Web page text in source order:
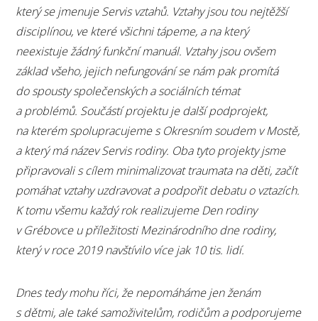
který se jmenuje Servis vztahů. Vztahy jsou tou nejtěžší
disciplínou, ve které všichni tápeme, a na který
neexistuje žádný funkční manuál. Vztahy jsou ovšem
základ všeho, jejich nefungování se nám pak promítá
do spousty společenských a sociálních témat
a problémů. Součástí projektu je další podprojekt,
na kterém spolupracujeme s Okresním soudem v Mostě,
a který má název Servis rodiny. Oba tyto projekty jsme
připravovali s cílem minimalizovat traumata na děti, začít
pomáhat vztahy uzdravovat a podpořit debatu o vztazích.
K tomu všemu každý rok realizujeme Den rodiny
v Grébovce u příležitosti Mezinárodního dne rodiny,
který v roce 2019 navštívilo více jak 10 tis. lidí.
Dnes tedy mohu říci, že nepomáháme jen ženám
s dětmi, ale také samoživitelům, rodičům a podporujeme